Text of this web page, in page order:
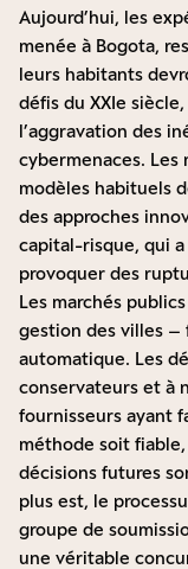
Aujourd’hui, les
menée à Bogota,
leurs habitants
défis du XXIe
l’aggravation des
cybermenaces.
modèles habituels
des approches
capital-risque, qui
provoquer des
Les marchés
gestion des villes
automatique. Les
conservateurs et à
fournisseurs ayant
méthode soit
décisions futures
plus est, le
groupe de
une véritable